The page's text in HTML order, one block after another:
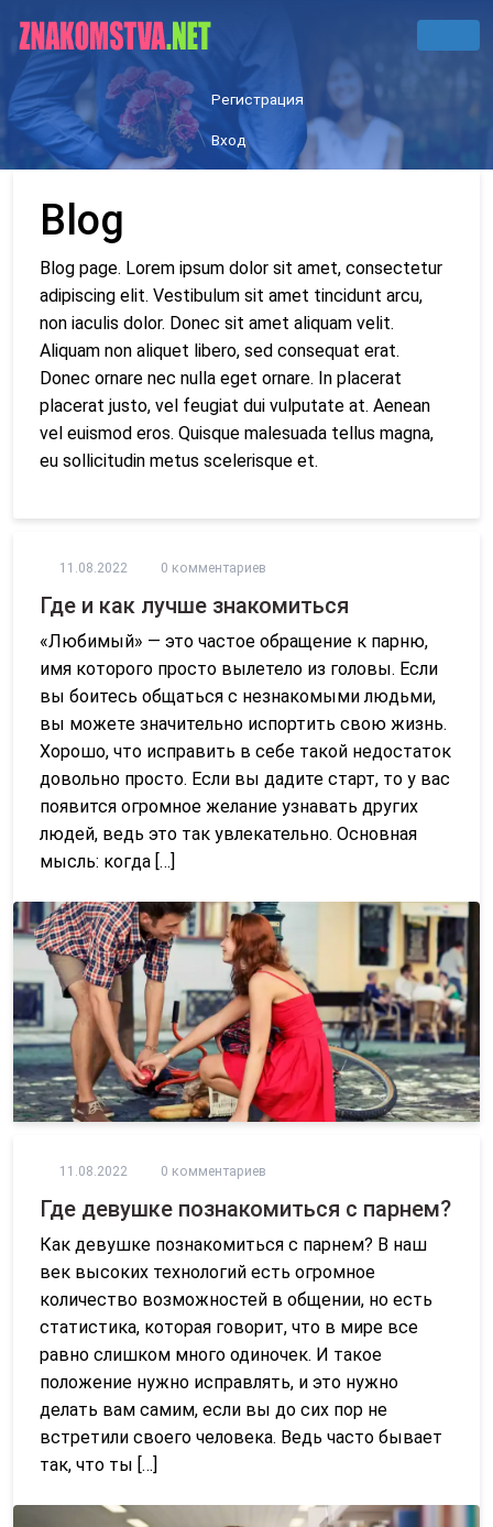
Регистрация
Вход
Blog
Blog page. Lorem ipsum dolor sit amet, consectetur
adipiscing elit. Vestibulum sit amet tincidunt arcu,
non iaculis dolor. Donec sit amet aliquam velit.
Aliquam non aliquet libero, sed consequat erat.
Donec ornare nec nulla eget ornare. In placerat
placerat justo, vel feugiat dui vulputate at. Aenean
vel euismod eros. Quisque malesuada tellus magna,
eu sollicitudin metus scelerisque et.
11.08.2022 0 комментариев
Где и как лучше знакомиться
«Любимый» — это частое обращение к парню,
имя которого просто вылетело из головы. Если
вы боитесь общаться с незнакомыми людьми,
вы можете значительно испортить свою жизнь.
Хорошо, что исправить в себе такой недостаток
довольно просто. Если вы дадите старт, то у вас
появится огромное желание узнавать других
людей, ведь это так увлекательно. Основная
мысль: когда […]
11.08.2022 0 комментариев
Где девушке познакомиться с парнем?
Как девушке познакомиться с парнем? В наш
век высоких технологий есть огромное
количество возможностей в общении, но есть
статистика, которая говорит, что в мире все
равно слишком много одиночек. И такое
положение нужно исправлять, и это нужно
делать вам самим, если вы до сих пор не
встретили своего человека. Ведь часто бывает
так, что ты […]